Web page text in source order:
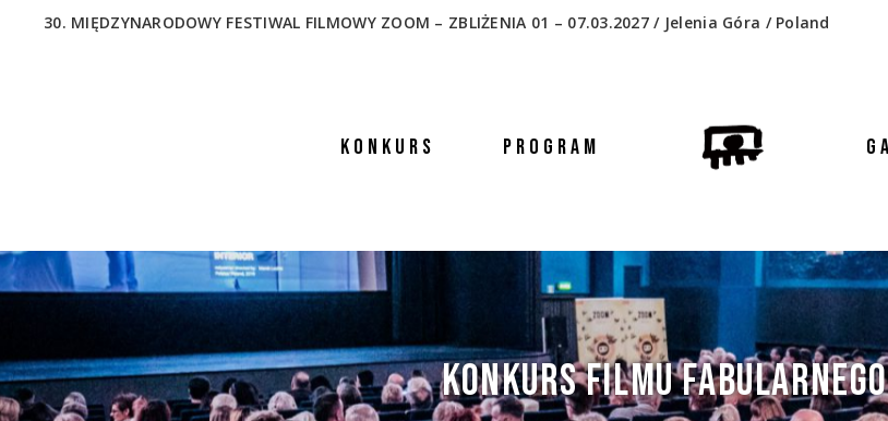
30. MIĘDZYNARODOWY FESTIWAL FILMOWY ZOOM – ZBLIŻENIA 01 – 07.03.2027 / Jelenia Góra / Poland
KONKURS PROGRAM
KONKURS FILMU